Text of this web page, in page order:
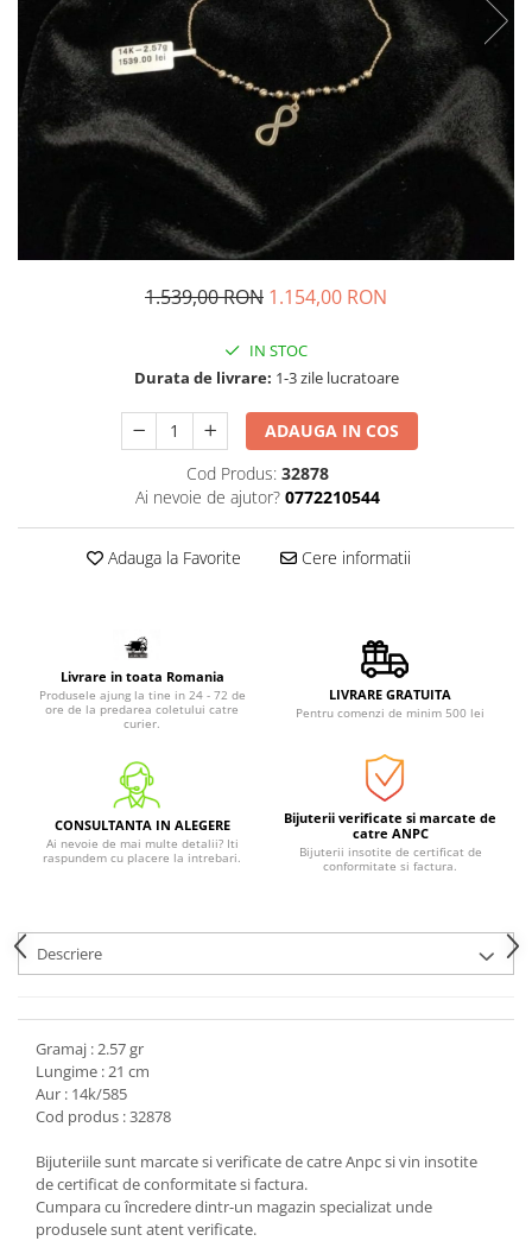
1.539,00 RON 1.154,00 RON
IN STOC
Durata de livrare: 1-3 zile lucratoare
ADAUGA IN COS
Cod Produs: 32878
Ai nevoie de ajutor? 0772210544
Adauga la Favorite Cere informatii
Livrare in toata Romania
Produsele ajung la tine in 24 - 72 de
ore de la predarea coletului catre
curier.
LIVRARE GRATUITA
Pentru comenzi de minim 500 lei
CONSULTANTA IN ALEGERE
Ai nevoie de mai multe detalii? Iti
raspundem cu placere la intrebari.
Bijuterii verificate si marcate de
catre ANPC
Bijuterii insotite de certificat de
conformitate si factura.
Descriere
Gramaj : 2.57 gr
Lungime : 21 cm
Aur : 14k/585
Cod produs : 32878
Bijuteriile sunt marcate si verificate de catre Anpc si vin insotite
de certificat de conformitate si factura.
Cumpara cu încredere dintr-un magazin specializat unde
produsele sunt atent verificate.